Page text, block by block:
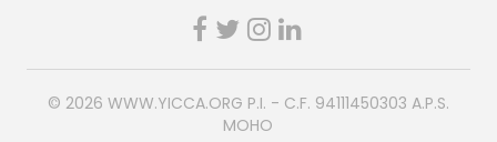
© 2026 WWW.YICCA.ORG P.I. - C.F. 94111450303 A.P.S.
MOHO